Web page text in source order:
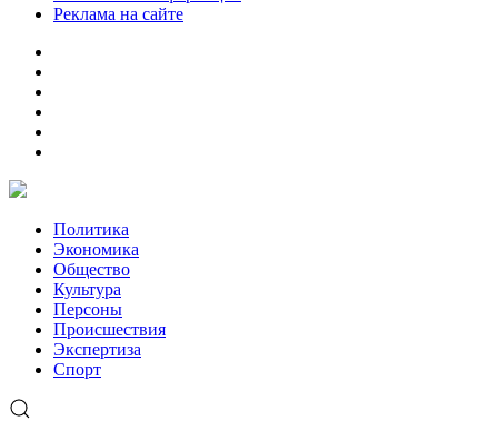
Реклама на сайте
Политика
Экономика
Общество
Культура
Персоны
Происшествия
Экспертиза
Спорт